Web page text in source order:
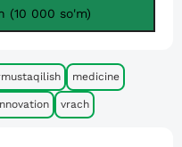
(10 000 so'm)
medicine
vrach